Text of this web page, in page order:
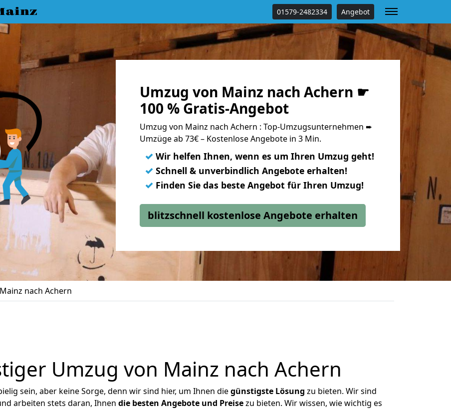
01579-2482334 Angebot
Umzug von Mainz nach Achern ☛
100 % Gratis-Angebot
Umzug von Mainz nach Achern : Top-Umzugsunternehmen ➨
Umzüge ab 73€ – Kostenlose Angebote in 3 Min.
✓ Wir helfen Ihnen, wenn es um Ihren Umzug geht!
✓ Schnell & unverbindlich Angebote erhalten!
✓ Finden Sie das beste Angebot für Ihren Umzug!
blitzschnell kostenlose Angebote erhalten
nach Achern
Umzug von Mainz nach Achern
sein, aber keine Sorge, denn wir sind hier, um Ihnen diegünstigste Lösung zu bieten. Wir sind
arbeiten stets daran, Ihnen die besten Angebote und Preisezu bieten. Wir wissen, wie wichtig es